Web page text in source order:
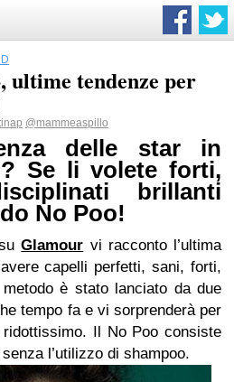
ultime tendenze per
@mammeaspillo
delle star in
Se li volete forti,
brillanti
No Poo!
suGlamour vi racconto l’ultima
capelli perfetti, sani, forti,
è stato lanciato da due
tempo fa e vi sorprenderà per
Il No Poo consiste
l’utilizzo di shampoo.